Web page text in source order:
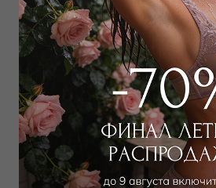
LOUISA BRACQ
Трусы стринг